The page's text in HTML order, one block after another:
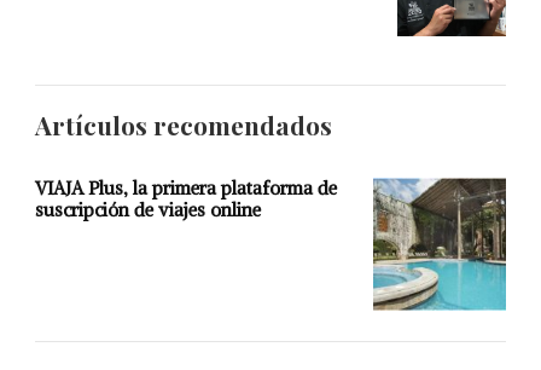
Artículos recomendados
VIAJA Plus, la primera plataforma de
suscripción de viajes online